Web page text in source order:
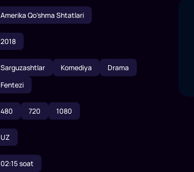
Amerika Qo'shma Shtatlari
2018
Sarguzashtlar Komediya
Drama
Fentezi
480 720 1080
UZ
02:15soat